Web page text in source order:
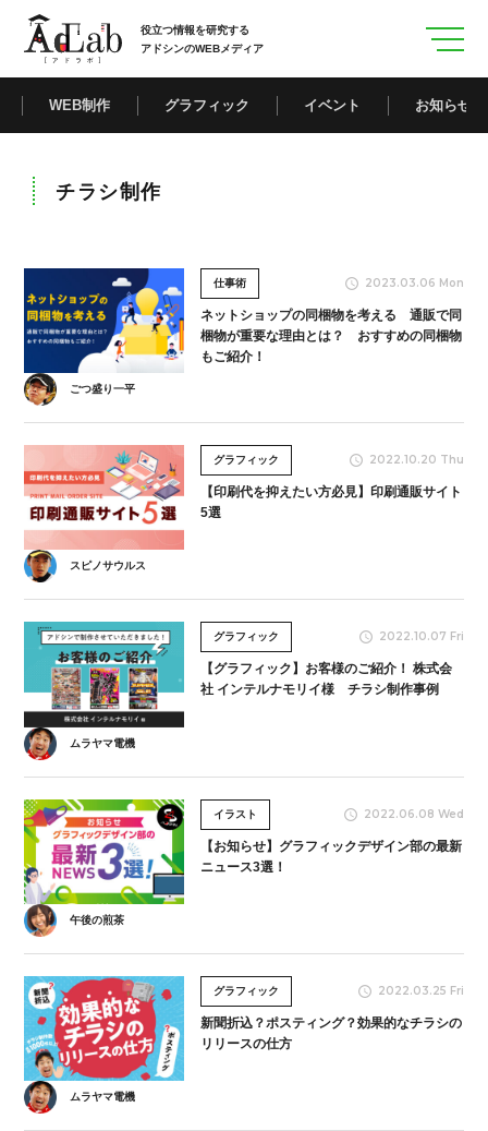
役立つ情報を研究する
アドシンのWEBメディア
WEB制作 グラフィック イベント お知らせ
チラシ制作
仕事術 2023.03.06 Mon
ネットショップの同梱物を考える 通販で同
梱物が重要な理由とは？ おすすめの同梱物
もご紹介！
ごつ盛り一平
グラフィック 2022.10.20 Thu
【印刷代を抑えたい方必見】印刷通販サイト
5選
スピノサウルス
グラフィック 2022.10.07 Fri
【グラフィック】お客様のご紹介！ 株式会
社 インテルナモリイ様 チラシ制作事例
ムラヤマ電機
イラスト 2022.06.08 Wed
【お知らせ】グラフィックデザイン部の最新
ニュース3選！
午後の煎茶
グラフィック 2022.03.25 Fri
新聞折込？ポスティング？効果的なチラシの
リリースの仕方
ムラヤマ電機